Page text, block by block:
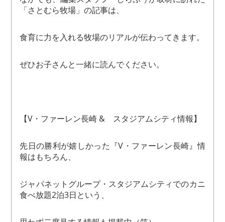
「さとむら牧場」の記事は、
食育に力を入れる牧場のリアルが伝わってきます。
ぜひお子さんと一緒に読んでください。
【V・ファーレン長崎 & スタジアムシティ情報】
先日の勝利が嬉しかった『V・ファーレン長崎』情
報はもちろん、
ジャパネットグループ・スタジアムシティでのカニ
食べ放題2泊3日という、